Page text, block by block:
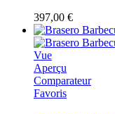
397,00 €
Vue
Aperçu
Comparateur
Favoris